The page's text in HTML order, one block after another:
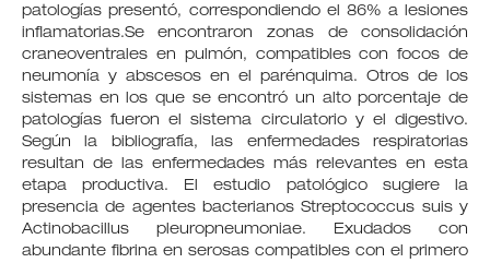
patologías presentó, correspondiendo el 86% a lesiones
inflamatorias.Se encontraron zonas de consolidación
craneoventrales en pulmón, compatibles con focos de
neumonía y abscesos en el parénquima. Otros de los
sistemas en los que se encontró un alto porcentaje de
patologías fueron el sistema circulatorio y el digestivo.
Según la bibliografía, las enfermedades respiratorias
resultan de las enfermedades más relevantes en esta
etapa productiva. El estudio patológico sugiere la
presencia de agentes bacterianos Streptococcus suis y
Actinobacillus pleuropneumoniae. Exudados con
abundante fibrina en serosas compatibles con el primero